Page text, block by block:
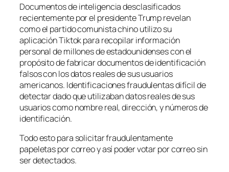
Documentos de inteligencia desclasificados
recientemente por el presidente Trump revelan
como el partido comunista chino utilizo su
aplicación Tiktok para recopilar información
personal de millones de estadounidenses con el
propósito de fabricar documentos de identificación
falsos con los datos reales de sus usuarios
americanos. Identificaciones fraudulentas difícil de
detectar dado que utilizaban datos reales de sus
usuarios como nombre real, dirección, y números de
identificación.
Todo esto para solicitar fraudulentamente
papeletas por correo y así poder votar por correo sin
ser detectados.